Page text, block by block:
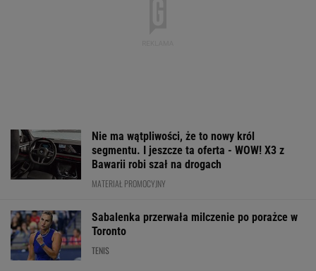
Nie ma wątpliwości, że to nowy król
segmentu. I jeszcze ta oferta - WOW! X3 z
Bawarii robi szał na drogach
MATERIAŁ PROMOCYJNY
Sabalenka przerwała milczenie po porażce w
Toronto
TENIS